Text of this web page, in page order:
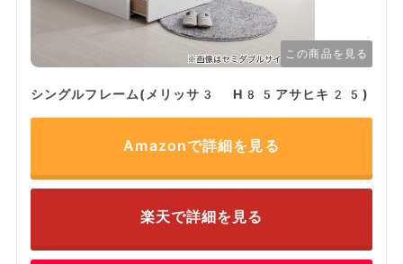
この商品を見る
シングルフレーム(メリッサ3 H85アサヒキ25)
Amazonで詳細を見る
楽天で詳細を見る